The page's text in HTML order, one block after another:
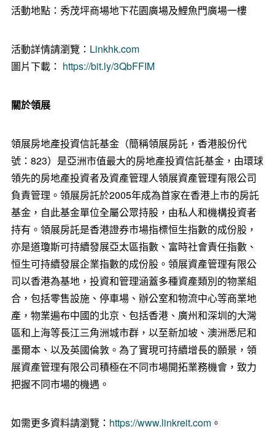
活動地點：秀茂坪商場地下花園廣場及鯉魚門廣場一樓
活動詳情請瀏覽： Linkhk.com
圖片下載： https://bit.ly/3QbFFIM
關於領展
領展房地產投資信託基金（簡稱領展房託，香港股份代
號：823）是亞洲市值最大的房地產投資信託基金，由環球
領先的房地產投資者及資產管理人領展資產管理有限公司
負責管理。領展房託於2005年成為首家在香港上市的房託
基金，自此基金單位全屬公眾持股，由私人和機構投資者
持有。領展房託是香港證券市場指標恒生指數的成份股，
亦是道瓊斯可持續發展亞太區指數、富時社會責任指數、
恒生可持續發展企業指數的成份股。領展資產管理有限公
司以香港為基地，投資和管理涵蓋多種資產類別的物業組
合，包括零售設施、停車場、辦公室和物流中心等商業地
產，物業遍布中國的北京、包括香港、廣州和深圳的大灣
區和上海等長江三角洲城市群，以至新加坡、澳洲悉尼和
墨爾本、以及英國倫敦。為了實現可持續增長的願景，領
展資產管理有限公司積極在不同市場開拓業務機會，致力
把握不同市場的機遇。
如需更多資料請瀏覽： https://www.linkreit.com。